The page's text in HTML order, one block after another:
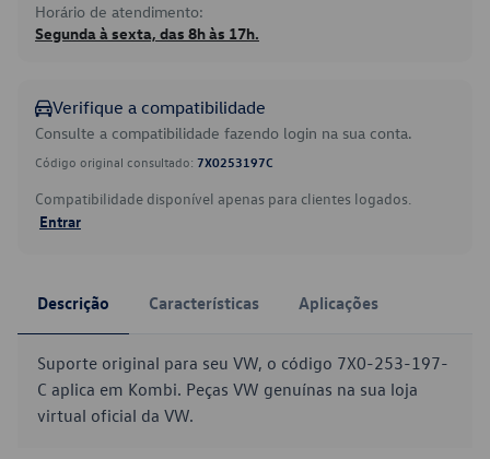
Horário de atendimento:
Segunda à sexta, das 8h às 17h.
Verifique a compatibilidade
Consulte a compatibilidade fazendo login na sua conta.
Código original consultado: 7X0253197C
Compatibilidade disponível apenas para clientes logados.
Entrar
Descrição Características Aplicações
Suporte original para seu VW, o código 7X0-253-197-
C aplica em Kombi. Peças VW genuínas na sua loja
virtual oficial da VW.